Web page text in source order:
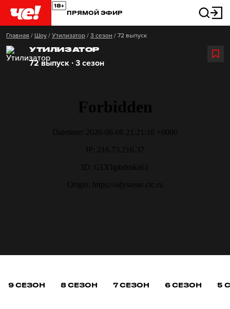
ПРЯМОЙ ЭФИР
Главная / Шоу / Утилизатор / 3 сезон / 72 выпуск
УТИЛИЗАТОР
72 выпуск ∙ 3 сезон
9 СЕЗОН 8 СЕЗОН 7 СЕЗОН 6 СЕЗОН 5